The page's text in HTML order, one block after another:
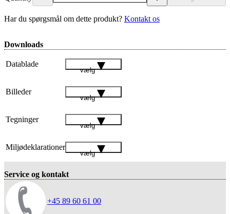
Har du spørgsmål om dette produkt? Kontakt os
Downloads
Datablade
vælg
Billeder
vælg
Tegninger
vælg
Miljødeklarationer
vælg
Service og kontakt
+45 89 60 61 00